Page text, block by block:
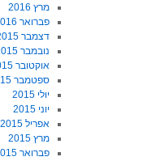
מרץ 2016
פברואר 2016
דצמבר 2015
נובמבר 2015
אוקטובר 2015
ספטמבר 2015
יולי 2015
יוני 2015
אפריל 2015
מרץ 2015
פברואר 2015